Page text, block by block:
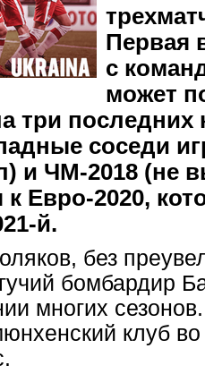
Первая
с
может
три
соседи
и ЧМ-2018 (не
к Евро-2020,
й.
без
бомбардир
многих
клуб